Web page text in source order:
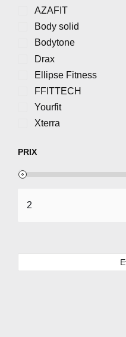
AZAFIT
Body solid
Bodytone
Drax
Ellipse Fitness
FFITTECH
Yourfit
Xterra
PRIX